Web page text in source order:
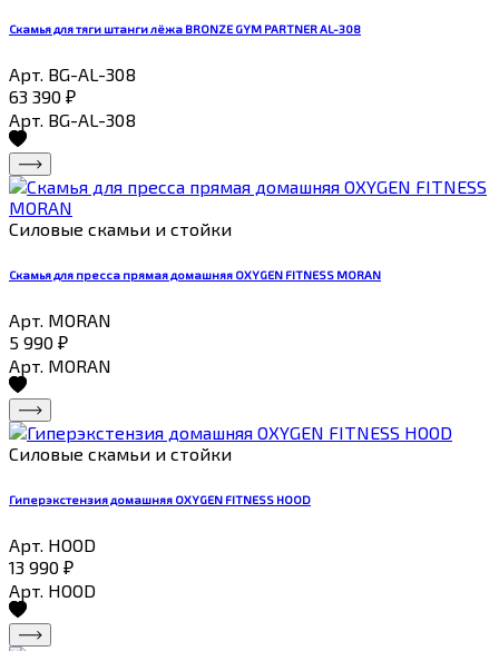
Скамья для тяги штанги лёжа BRONZE GYM PARTNER AL-308
Арт. BG-AL-308
63 390 ₽
Арт. BG-AL-308
Силовые скамьи и стойки
Скамья для пресса прямая домашняя OXYGEN FITNESS MORAN
Арт. MORAN
5 990 ₽
Арт. MORAN
Силовые скамьи и стойки
Гиперэкстензия домашняя OXYGEN FITNESS HOOD
Арт. HOOD
13 990 ₽
Арт. HOOD